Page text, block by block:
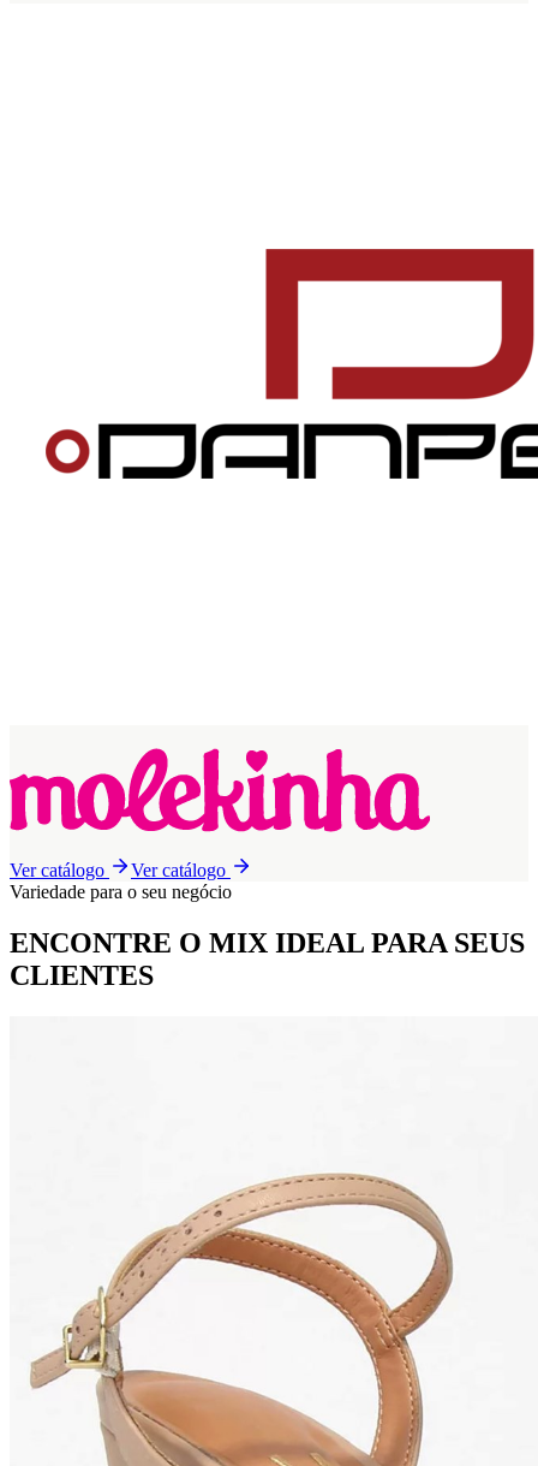
Ver catálogo
Ver catálogo
Variedade para o seu negócio
ENCONTRE O MIX IDEAL PARA SEUS
CLIENTES